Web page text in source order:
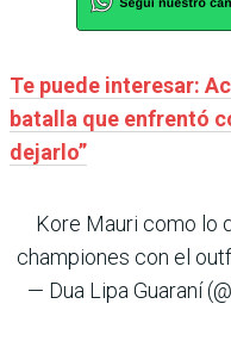
Te puede interesar:
batalla que enfrentó
dejarlo”
Kore Mauri como lo
championes con el
— Dua Lipa Guaraní